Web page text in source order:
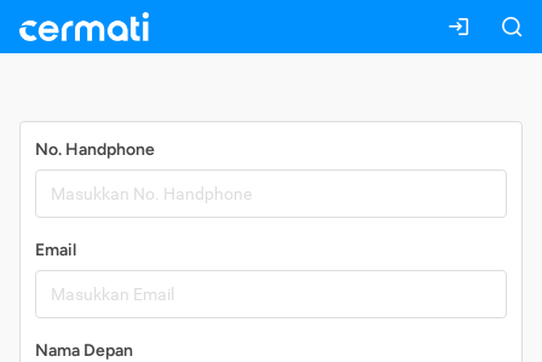
No. Handphone
Email
Nama Depan